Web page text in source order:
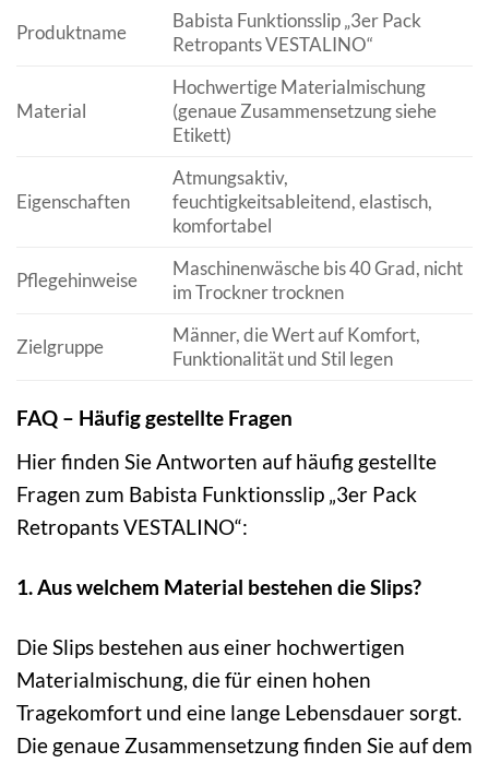
Produktname
Babista Funktionsslip „3er Pack
Retropants VESTALINO“
Material
Hochwertige Materialmischung
(genaue Zusammensetzung siehe
Etikett)
Eigenschaften
Atmungsaktiv,
feuchtigkeitsableitend, elastisch,
komfortabel
Pflegehinweise
Maschinenwäsche bis 40 Grad, nicht
im Trockner trocknen
Zielgruppe
Männer, die Wert auf Komfort,
Funktionalität und Stil legen
FAQ – Häufig gestellte Fragen
Hier finden Sie Antworten auf häufig gestellte
Fragen zum Babista Funktionsslip „3er Pack
Retropants VESTALINO“:
1. Aus welchem Material bestehen die Slips?
Die Slips bestehen aus einer hochwertigen
Materialmischung, die für einen hohen
Tragekomfort und eine lange Lebensdauer sorgt.
Die genaue Zusammensetzung finden Sie auf dem